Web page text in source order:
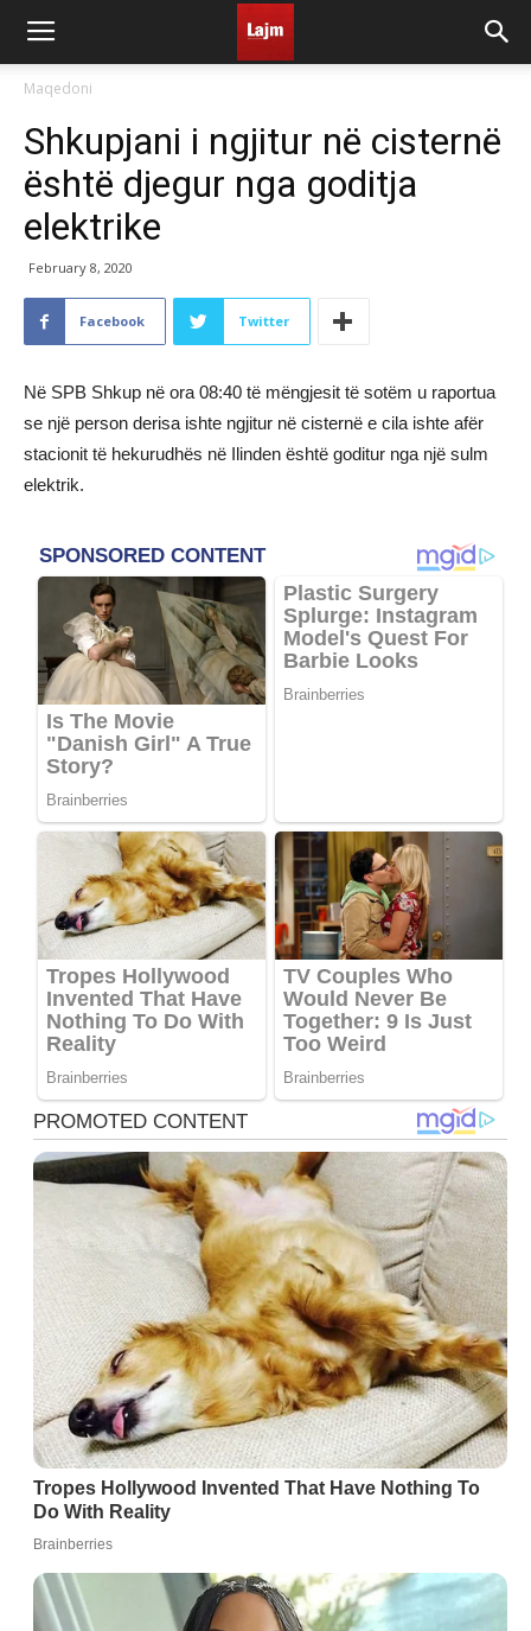
Maqedoni
Shkupjani i ngjitur në cisternë
është djegur nga goditja
elektrike
February 8, 2020
Facebook Twitter
Në SPB Shkup në ora 08:40 të mëngjesit të sotëm u raportua
se një person derisa ishte ngjitur në cisternë e cila ishte afër
stacionit të hekurudhës në Ilinden është goditur nga një sulm
elektrik.